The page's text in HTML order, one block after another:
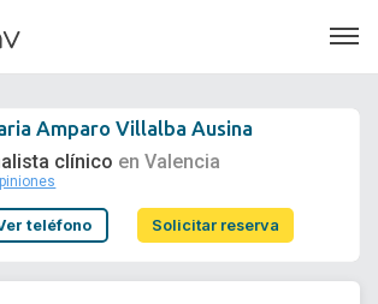
Soporte
Amparo Villalba Ausina
clínico en Valencia
teléfono Solicitar reserva